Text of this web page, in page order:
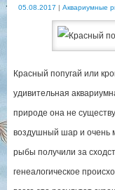
05.08.2017 | Аквариумные
Красный попугай или
удивительная
природе она не
воздушный шар и очень
рыбы получили за
генеалогическое